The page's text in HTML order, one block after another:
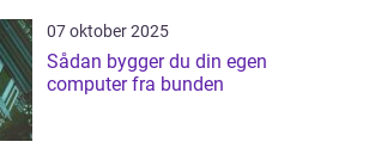
07 oktober 2025
Sådan bygger du din egen
computer fra bunden